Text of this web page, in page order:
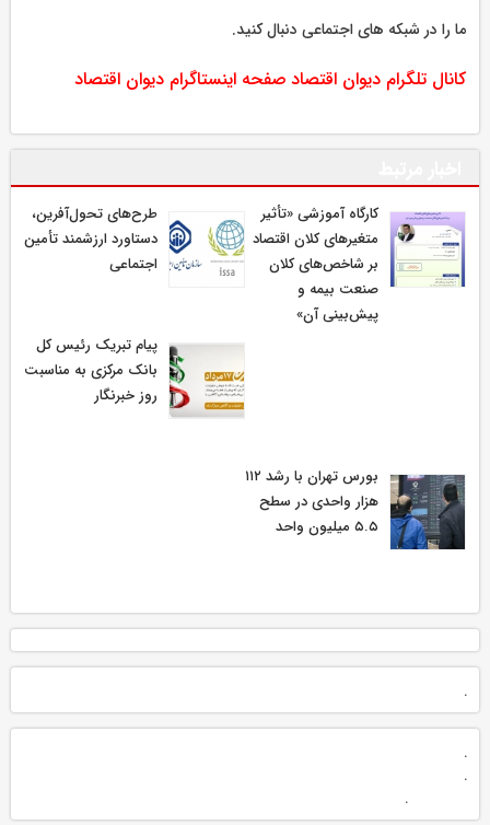
ما را در شبکه های اجتماعی دنبال کنید.
کانال تلگرام دیوان اقتصاد صفحه اینستاگرام دیوان اقتصاد
كارگاه آموزشی «تأثیر
متغیرهای كلان اقتصاد
بر شاخص‌های كلان
صنعت بیمه و
پیش‌بینی آن»
طرح‌های تحول‌آفرین،
دستاورد ارزشمند تأمین
اجتماعی
پیام تبریک رئیس کل
بانک مرکزی به مناسبت
روز خبرنگار
بورس تهران با رشد ۱۱۲
هزار واحدی در سطح
۵.۵ میلیون واحد
.
.
.
.